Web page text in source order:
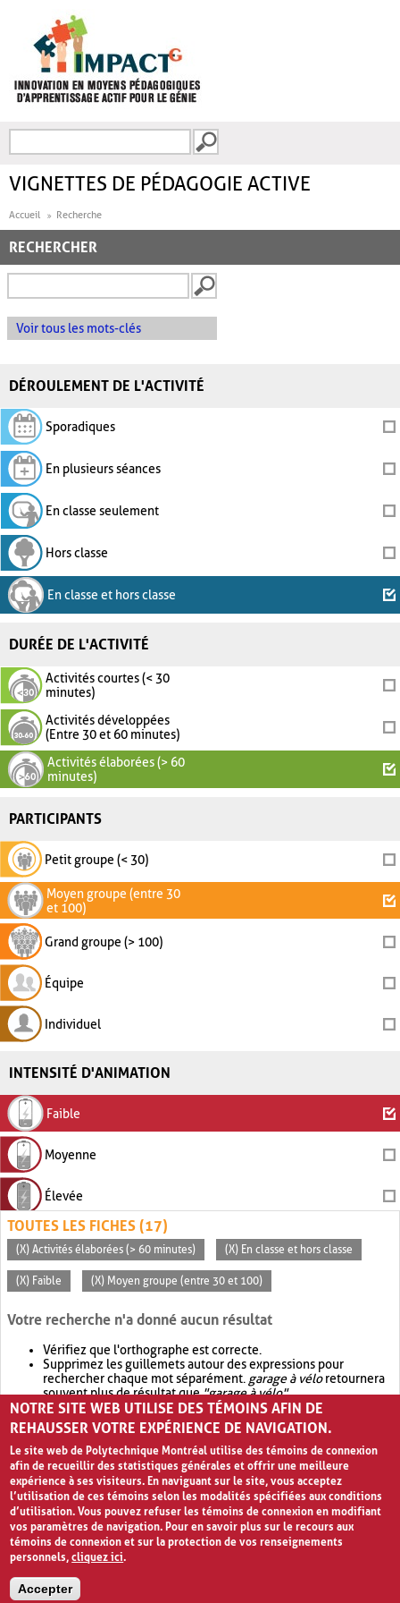
FORMULAIRE DE
VIGNETTES DE PÉDAGOGIE ACTIVE
Accueil Recherche
RECHERCHER
Voir tous les mots-clés
DÉROULEMENT DE L'ACTIVITÉ
Sporadiques
En plusieurs séances
En classe seulement
Hors classe
En classe et hors classe
DURÉE DE L'ACTIVITÉ
Activités courtes (< 30
minutes)
Activités développées
(Entre 30 et 60 minutes)
Activités élaborées (> 60
minutes)
PARTICIPANTS
Petit groupe (< 30)
Moyen groupe (entre 30
et 100)
Grand groupe (> 100)
Équipe
Individuel
INTENSITÉ D'ANIMATION
Faible
Moyenne
Élevée
TOUTES LES FICHES (17)
(X) Activités élaborées (> 60 minutes) (X) En classe et hors classe
(X) Faible (X) Moyen groupe (entre 30 et 100)
Votre recherche n'a donné aucun résultat
Vérifiez que l'orthographe est correcte.
Supprimez les guillemets autour des expressions pour
rechercher chaque mot séparément. garage à véloretournera
souvent plus de résultat que"garage à vélo".
Envisagez d'élargir votre recherche avec OR.garage OR vélo
retournera souvent plus de résultat quegarage à vélo
NOTRE SITE WEB UTILISE DES TÉMOINS AFIN DE
REHAUSSER VOTRE EXPÉRIENCE DE NAVIGATION.
Le site web de Polytechnique Montréal utilise des témoins de connexion
afin de recueillir des statistiques générales et offrir une meilleure
expérience à ses visiteurs. En naviguant sur le site, vous acceptez
l’utilisation de ces témoins selon les modalités spécifiées aux conditions
d’utilisation. Vous pouvez refuser les témoins de connexion en modifiant
vos paramètres de navigation. Pour en savoir plus sur le recours aux
témoins de connexion et sur la protection de vos renseignements
personnels,cliquez ici.
Accepter